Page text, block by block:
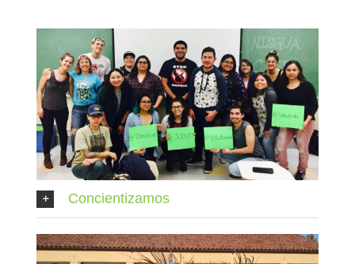
Concientizamos